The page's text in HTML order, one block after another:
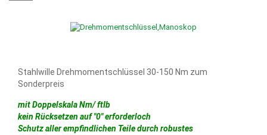
Stahlwille Drehmomentschlüssel 30-150 Nm zum
Sonderpreis
mit Doppelskala Nm/ ftIb
kein Rücksetzen auf "0" erforderloch
Schutz aller empfindlichen Teile durch robustes